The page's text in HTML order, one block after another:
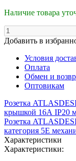
Наличие товара
Добавить в
Условия
Оплата
Обмен и
Оптовикам
Розетка
крышкой 16А IP20
Розетка
категория 5E
Характеристики
Характеристики: